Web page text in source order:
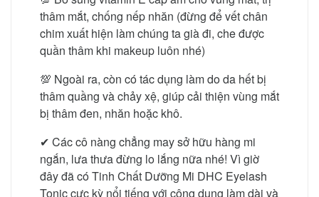
thâm mắt, chống nếp nhăn (đừng để vết chân
chim xuất hiện làm chúng ta già đi, che được
quần thâm khi makeup luôn nhé)
💯 Ngoài ra, còn có tác dụng làm do da hết bị
thâm quầng và chảy xệ, giúp cải thiện vùng mắt
bị thâm đen, nhăn hoặc khô.
✔ Các cô nàng chẳng may sở hữu hàng mi
ngắn, lưa thưa đừng lo lắng nữa nhé! Vì giờ
đây đã có Tinh Chất Dưỡng Mi DHC Eyelash
Tonic cực kỳ nổi tiếng với công dụng làm dài và